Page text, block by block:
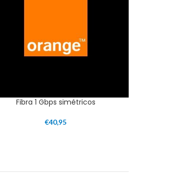
Fibra 1 Gbps simétricos
€40,95